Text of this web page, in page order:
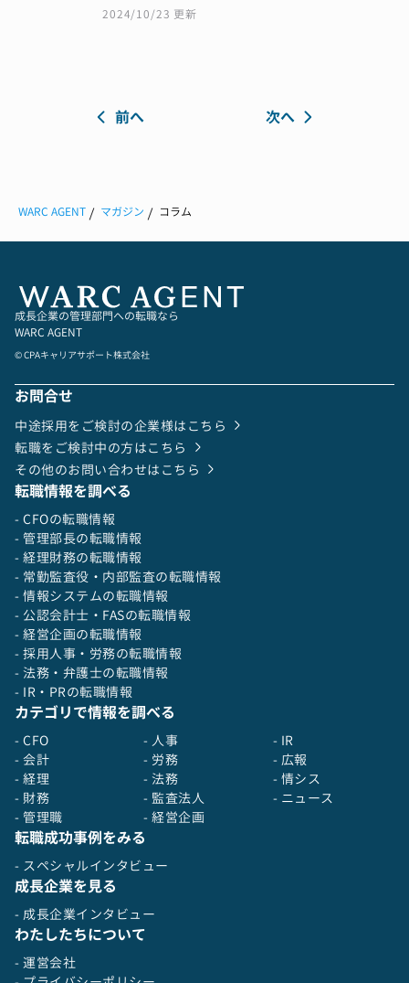
2024/10/23 更新
前へ 次へ
WARC AGENT マガジン コラム
成長企業の管理部門への転職なら
WARC AGENT
© CPAキャリアサポート株式会社
お問合せ
中途採用をご検討の企業様はこちら
転職をご検討中の方はこちら
その他のお問い合わせはこちら
転職情報を調べる
- CFOの転職情報
- 管理部長の転職情報
- 経理財務の転職情報
- 常勤監査役・内部監査の転職情報
- 情報システムの転職情報
- 公認会計士・FASの転職情報
- 経営企画の転職情報
- 採用人事・労務の転職情報
- 法務・弁護士の転職情報
- IR・PRの転職情報
カテゴリで情報を調べる
- CFO
- 会計
- 経理
- 財務
- 管理職
- 人事
- 労務
- 法務
- 監査法人
- 経営企画
- IR
- 広報
- 情シス
- ニュース
転職成功事例をみる
- スペシャルインタビュー
成長企業を見る
- 成長企業インタビュー
わたしたちについて
- 運営会社